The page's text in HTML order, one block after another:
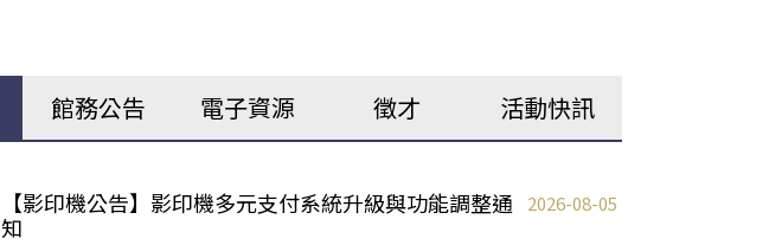
館務公告 電子資源 徵才 活動快訊
【影印機公告】影印機多元支付系統升級與功能調整通
知
2026-08-05